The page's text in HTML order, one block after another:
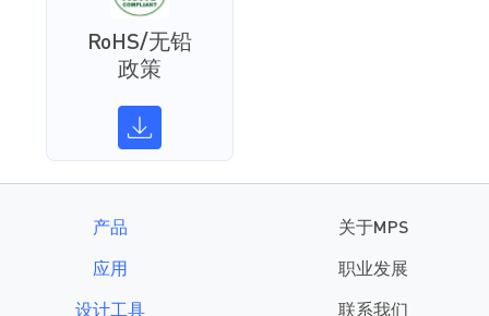
RoHS/无铅
政策
产品
应用
设计工具
关于MPS
职业发展
联系我们